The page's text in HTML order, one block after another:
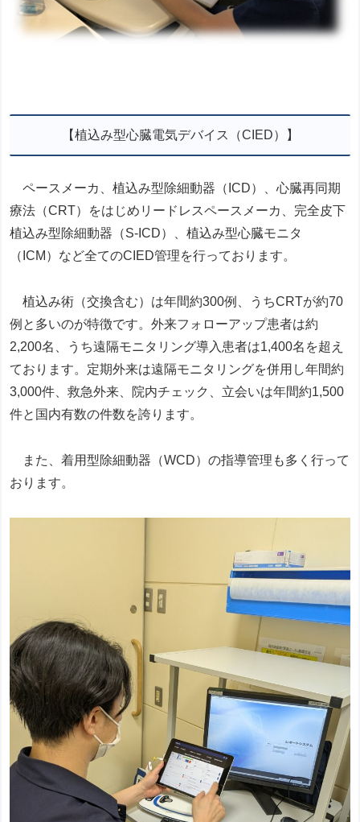
【植込み型心臓電気デバイス（CIED）】
ペースメーカ、植込み型除細動器（ICD）、心臓再同期
療法（CRT）をはじめリードレスペースメーカ、完全皮下
植込み型除細動器（S-ICD）、植込み型心臓モニタ
（ICM）など全てのCIED管理を行っております。
植込み術（交換含む）は年間約300例、うちCRTが約70
例と多いのが特徴です。外来フォローアップ患者は約
2,200名、うち遠隔モニタリング導入患者は1,400名を超え
ております。定期外来は遠隔モニタリングを併用し年間約
3,000件、救急外来、院内チェック、立会いは年間約1,500
件と国内有数の件数を誇ります。
また、着用型除細動器（WCD）の指導管理も多く行って
おります。